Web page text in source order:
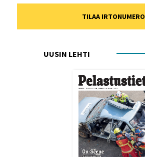
TILAA IRTONUMERO
UUSIN LEHTI